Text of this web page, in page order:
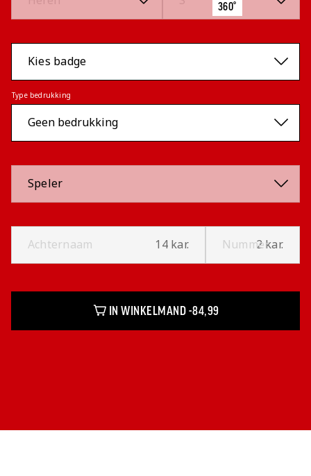
360°
Kies badge
Type bedrukking
Speler
14 kar.
Achternaam 2 kar.
Nummer
IN WINKELMAND -84,99